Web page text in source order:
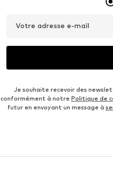
Votre adresse e-mail
Je souhaite recevoir des
conformément à notre Politique de
futur en envoyant un message à